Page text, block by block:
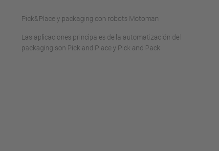
powered by
Usercentrics Consent
Management Platform
Pick&Place y packaging con robots Motoman
Las aplicaciones principales de la automatización del
packaging son Pick and Place y Pick and Pack.